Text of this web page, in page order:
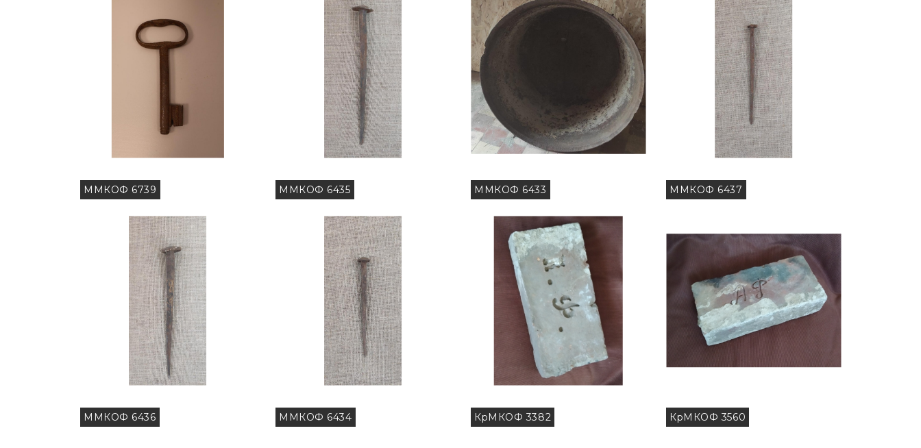
ММКОФ 6739 ММКОФ 6435 ММКОФ 6433 ММКОФ 6437
ММКОФ 6436 ММКОФ 6434 КрМКОФ 3382 КрМКОФ 3560